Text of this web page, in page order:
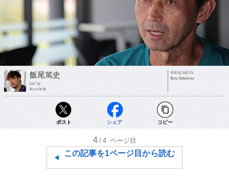
飯尾篤史
text by
Atsushi Iio
photograph by
Norio Rokukawa
ポスト シェア コピー
4 /4 ページ目
この記事を1ページ目から読む